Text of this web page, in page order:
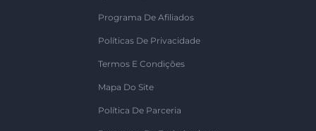
Programa De Afiliados
Políticas De Privacidade
Termos E Condições
Mapa Do Site
Política De Parceria